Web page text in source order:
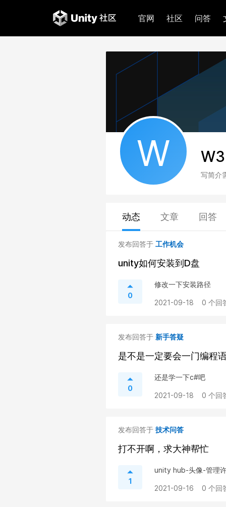
官网 社区 问答
W
写简介
动态 文章 回答
发布回答于 工作机会
unity如何安装到D盘
0
修改一下安装路径
2021-09-18 0 个回
发布回答于 新手答疑
是不是一定要会一门编程
0
还是学一下c#吧
2021-09-18 0 个回
发布回答于 技术问答
打不开啊，求大神帮忙
1
unity hub-头像-管理
2021-09-16 0 个回